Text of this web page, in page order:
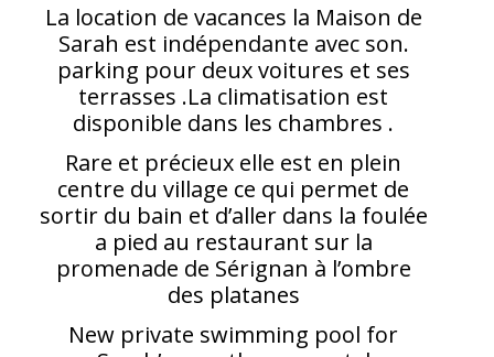
La location de vacances la Maison de
Sarah est indépendante avec son.
parking pour deux voitures et ses
terrasses .La climatisation est
disponible dans les chambres .
Rare et précieux elle est en plein
centre du village ce qui permet de
sortir du bain et d’aller dans la foulée
a pied au restaurant sur la
promenade de Sérignan à l’ombre
des platanes
New private swimming pool for